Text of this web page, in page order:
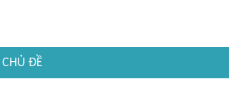
CHỦ ĐỀ